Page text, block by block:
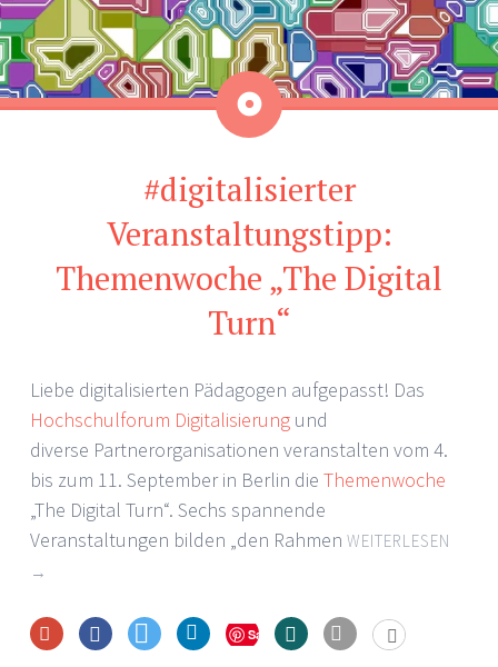
Kurzmitteilung
#digitalisierter
Veranstaltungstipp:
Themenwoche „The Digital
Turn“
Liebe digitalisierten Pädagogen aufgepasst! Das
Hochschulforum Digitalisierung und
diverse Partnerorganisationen veranstalten vom 4.
bis zum 11. September in Berlin die Themenwoche
„The Digital Turn“. Sechs spannende
Veranstaltungen bilden „den Rahmen WEITERLESEN
→
Save